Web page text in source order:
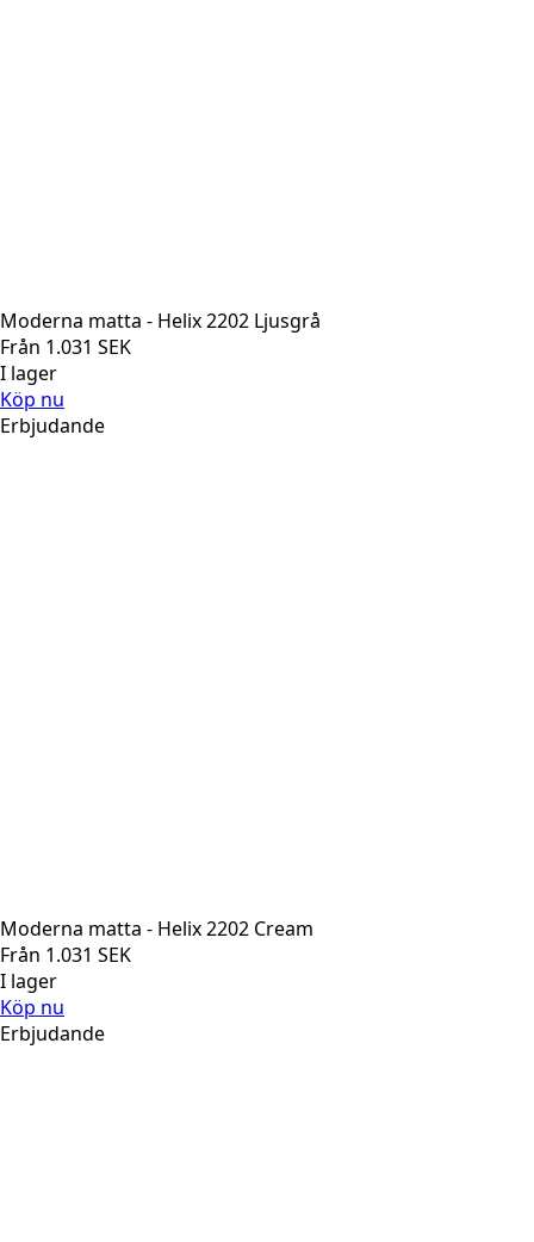
Moderna matta - Helix 2202 Ljusgrå
Från 1.031 SEK
I lager
Köp nu
Erbjudande
Moderna matta - Helix 2202 Cream
Från 1.031 SEK
I lager
Köp nu
Erbjudande